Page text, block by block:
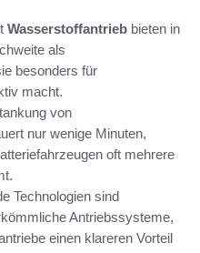
Wasserstoffantrieb bieten in
als
besonders für
macht.
von
nur wenige Minuten,
oft mehrere
Technologien sind
Antriebssysteme,
einen klareren Vorteil